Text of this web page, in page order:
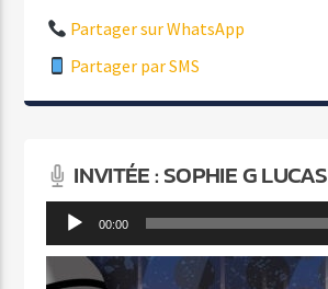
Partager sur WhatsApp
Partager par SMS
INVITÉE : SOPHIE G LUCAS
Lecteur 00:00